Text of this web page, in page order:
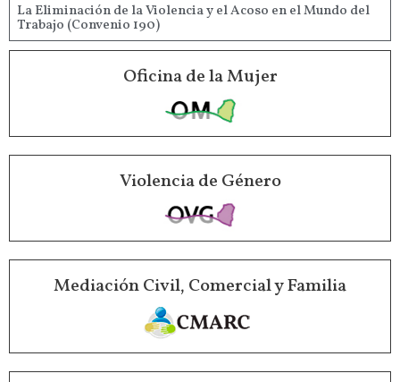
La Eliminación de la Violencia y el Acoso en el Mundo del
Trabajo (Convenio 190)
Oficina de la Mujer
Violencia de Género
Mediación Civil, Comercial y Familia